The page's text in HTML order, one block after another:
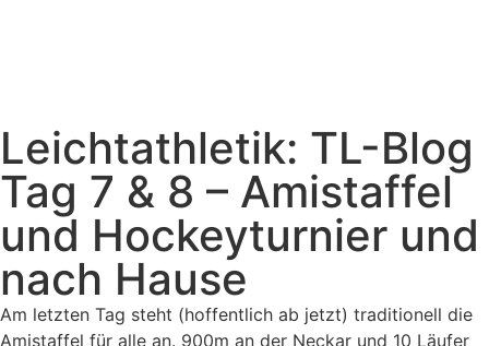
Leichtathletik: TL-Blog
Tag 7 & 8 – Amistaffel
und Hockeyturnier und
nach Hause
Am letzten Tag steht (hoffentlich ab jetzt) traditionell die
Amistaffel für alle an. 900m an der Neckar und 10 Läufer